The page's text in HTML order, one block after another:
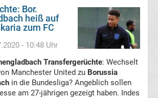
Bor.
heiß auf
zum FC
- 10:48 Uhr
Transfergerüchte: Wechselt
Manchester United zu Borussia
in die Bundesliga? Angeblich sollen
am 27-jährigen gezeigt haben. Indes